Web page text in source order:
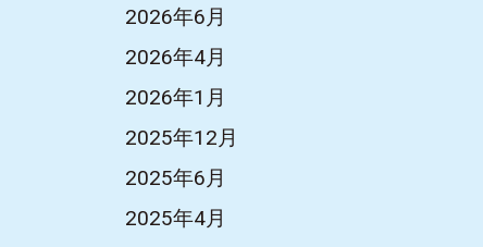
2026年6月
2026年4月
2026年1月
2025年12月
2025年6月
2025年4月